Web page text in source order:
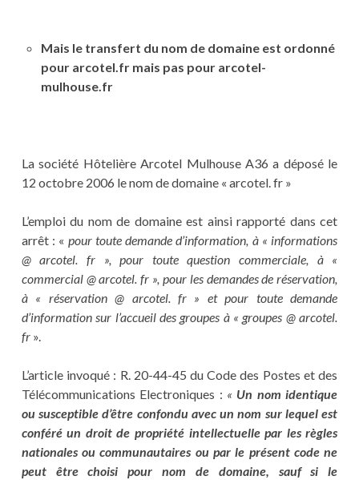
Mais le transfert du nom de domaine est ordonné
pour arcotel.fr mais pas pour arcotel-
mulhouse.fr
La société Hôtelière Arcotel Mulhouse A36 a déposé le
12 octobre 2006 le nom de domaine « arcotel. fr »
L’emploi du nom de domaine est ainsi rapporté dans cet
arrêt : « pour toute demande d’information, à « informations
@ arcotel. fr », pour toute question commerciale, à «
commercial @ arcotel. fr », pour les demandes de réservation,
à « réservation @ arcotel. fr » et pour toute demande
d’information sur l’accueil des groupes à « groupes @ arcotel.
fr ».
L’article invoqué : R. 20-44-45 du Code des Postes et des
Télécommunications Electroniques : « Un nom identique
ou susceptible d’être confondu avec un nom sur lequel est
conféré un droit de propriété intellectuelle par les règles
nationales ou communautaires ou par le présent code ne
peut être choisi pour nom de domaine, sauf si le